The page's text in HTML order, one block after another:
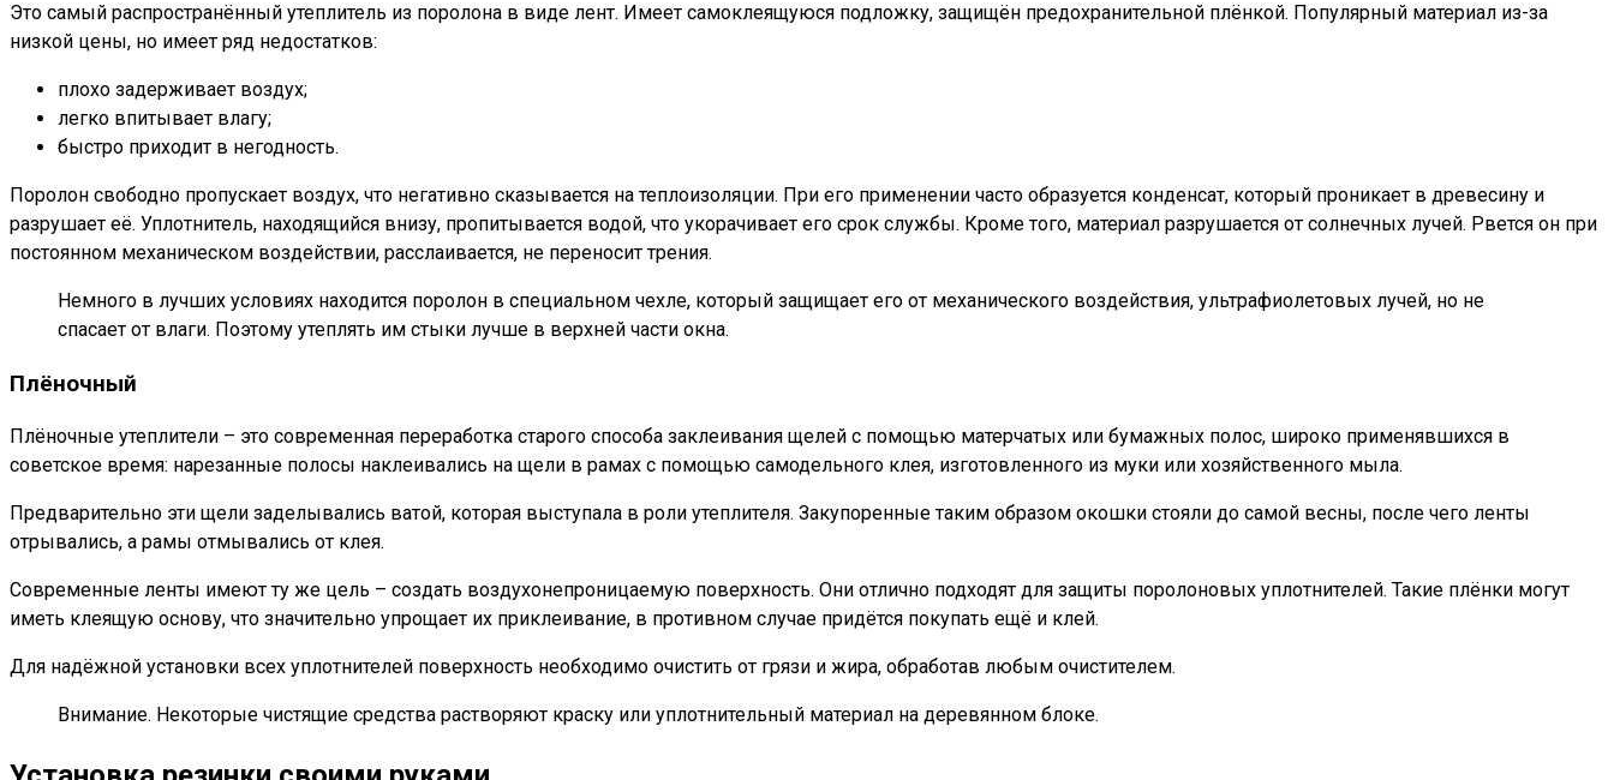
Это самый распространённый утеплитель из поролона в виде лент. Имеет самоклеящуюся подложку, защищён предохранительной плёнкой. Популярный материал из-за
низкой цены, но имеет ряд недостатков:
плохо задерживает воздух;
легко впитывает влагу;
быстро приходит в негодность.
Поролон свободно пропускает воздух, что негативно сказывается на теплоизоляции. При его применении часто образуется конденсат, который проникает в древесину и
разрушает её. Уплотнитель, находящийся внизу, пропитывается водой, что укорачивает его срок службы. Кроме того, материал разрушается от солнечных лучей. Рвется он при
постоянном механическом воздействии, расслаивается, не переносит трения.
Немного в лучших условиях находится поролон в специальном чехле, который защищает его от механического воздействия, ультрафиолетовых лучей, но не
спасает от влаги. Поэтому утеплять им стыки лучше в верхней части окна.
Плёночный
Плёночные утеплители – это современная переработка старого способа заклеивания щелей с помощью матерчатых или бумажных полос, широко применявшихся в
советское время: нарезанные полосы наклеивались на щели в рамах с помощью самодельного клея, изготовленного из муки или хозяйственного мыла.
Предварительно эти щели заделывались ватой, которая выступала в роли утеплителя. Закупоренные таким образом окошки стояли до самой весны, после чего ленты
отрывались, а рамы отмывались от клея.
Современные ленты имеют ту же цель – создать воздухонепроницаемую поверхность. Они отлично подходят для защиты поролоновых уплотнителей. Такие плёнки могут
иметь клеящую основу, что значительно упрощает их приклеивание, в противном случае придётся покупать ещё и клей.
Для надёжной установки всех уплотнителей поверхность необходимо очистить от грязи и жира, обработав любым очистителем.
Внимание. Некоторые чистящие средства растворяют краску или уплотнительный материал на деревянном блоке.